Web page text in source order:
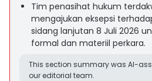
Tim penasihat hukum
mengajukan eksepsi
sidang lanjutan 8 Juli 2026
formal dan materiil perkara.
This section summary was AI-
our editorial team.